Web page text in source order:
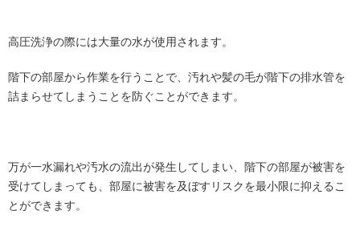
高圧洗浄の際には大量の水が使用されます。
階下の部屋から作業を行うことで、汚れや髪の毛が階下の排水管を
詰まらせてしまうことを防ぐことができます。
万が一水漏れや汚水の流出が発生してしまい、階下の部屋が被害を
受けてしまっても、部屋に被害を及ぼすリスクを最小限に抑えるこ
とができます。